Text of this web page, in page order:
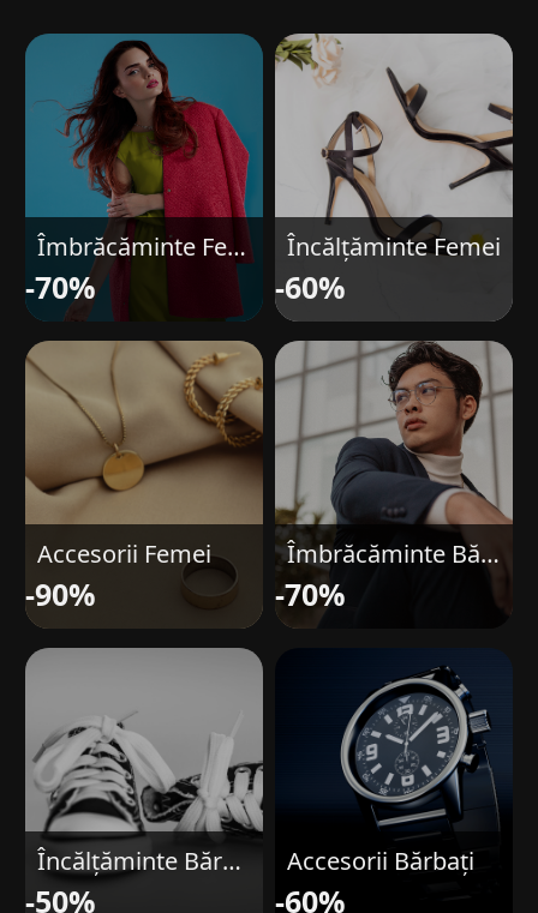
Îmbrăcăminte Femei
-70%
Încălțăminte Femei
-60%
Accesorii Femei
-90%
Îmbrăcăminte Bărbați
-70%
Încălțăminte Bărbați
-50%
Accesorii Bărbați
-60%